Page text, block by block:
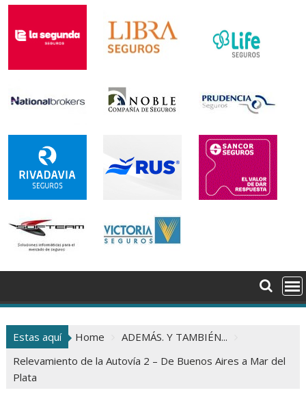
Estas aquí Home
ADEMÁS. Y TAMBIÉN...
Relevamiento de la Autovía 2 – De Buenos Aires a Mar del
Plata